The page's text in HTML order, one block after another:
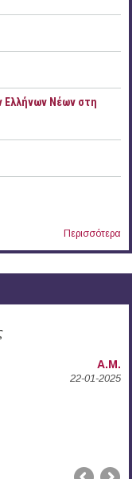
Ελλήνων Νέων στη
Περισσότερα
ενεργή δράση σας στο